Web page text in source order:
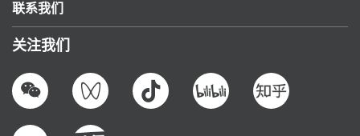
联系我们
关注我们